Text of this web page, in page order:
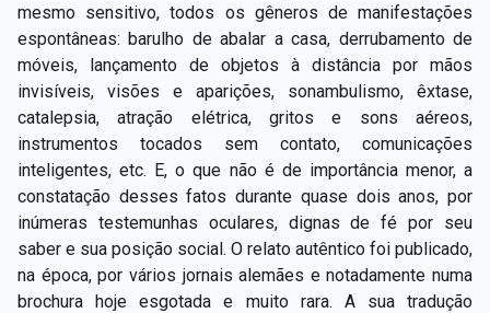
mesmo sensitivo, todos os gêneros de manifestações
espontâneas: barulho de abalar a casa, derrubamento de
móveis, lançamento de objetos à distância por mãos
invisíveis, visões e aparições, sonambulismo, êxtase,
catalepsia, atração elétrica, gritos e sons aéreos,
instrumentos tocados sem contato, comunicações
inteligentes, etc. E, o que não é de importância menor, a
constatação desses fatos durante quase dois anos, por
inúmeras testemunhas oculares, dignas de fé por seu
saber e sua posição social. O relato autêntico foi publicado,
na época, por vários jornais alemães e notadamente numa
brochura hoje esgotada e muito rara. A sua tradução